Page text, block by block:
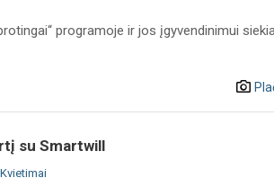
programoje ir jos įgyvendinimui
su Smartwill
Kvietimai